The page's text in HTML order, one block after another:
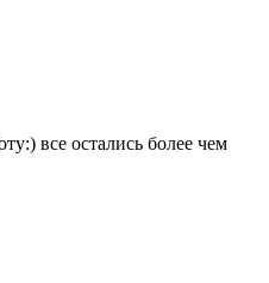
все остались более чем